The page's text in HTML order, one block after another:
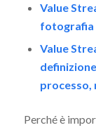
Value
fotografia
Value
processo,
Perché è